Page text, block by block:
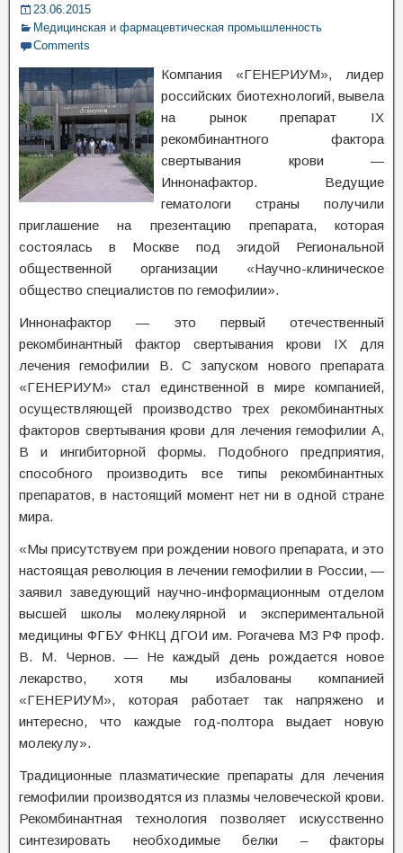
23.06.2015
Медицинская и фармацевтическая промышленность
Comments
Компания «ГЕНЕРИУМ», лидер
российских биотехнологий, вывела
на рынок препарат IX
рекомбинантного фактора
свертывания крови —
Иннонафактор. Ведущие
гематологи страны получили
приглашение на презентацию препарата, которая
состоялась в Москве под эгидой Региональной
общественной организации «Научно-клиническое
общество специалистов по гемофилии».
Иннонафактор — это первый отечественный
рекомбинантный фактор свертывания крови IX для
лечения гемофилии В. С запуском нового препарата
«ГЕНЕРИУМ» стал единственной в мире компанией,
осуществляющей производство трех рекомбинантных
факторов свертывания крови для лечения гемофилии А,
В и ингибиторной формы. Подобного предприятия,
способного производить все типы рекомбинантных
препаратов, в настоящий момент нет ни в одной стране
мира.
«Мы присутствуем при рождении нового препарата, и это
настоящая революция в лечении гемофилии в России, —
заявил заведующий научно-информационным отделом
высшей школы молекулярной и экспериментальной
медицины ФГБУ ФНКЦ ДГОИ им. Рогачева МЗ РФ проф.
В. М. Чернов. — Не каждый день рождается новое
лекарство, хотя мы избалованы компанией
«ГЕНЕРИУМ», которая работает так напряжено и
интересно, что каждые год-полтора выдает новую
молекулу».
Традиционные плазматические препараты для лечения
гемофилии производятся из плазмы человеческой крови.
Рекомбинантная технология позволяет искусственно
синтезировать необходимые белки – факторы